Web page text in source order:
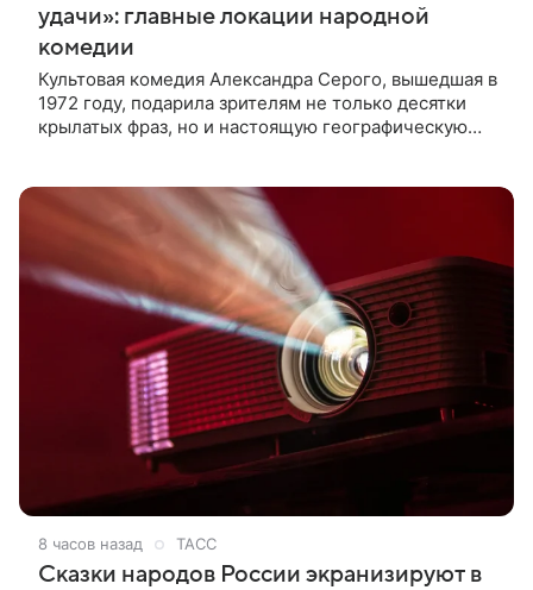
удачи»: главные локации народной
комедии
Культовая комедия Александра Серого, вышедшая в
1972 году, подарила зрителям не только десятки
крылатых фраз, но и настоящую географическую
8 часов назад ТАСС
Сказки народов России экранизируют в